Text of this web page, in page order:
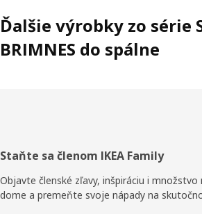
Ďalšie výrobky zo série
BRIMNES do spálne
Päta
stránky
Staňte sa členom IKEA Family
Objavte členské zľavy, inšpiráciu i
dome a premeňte svoje nápady na